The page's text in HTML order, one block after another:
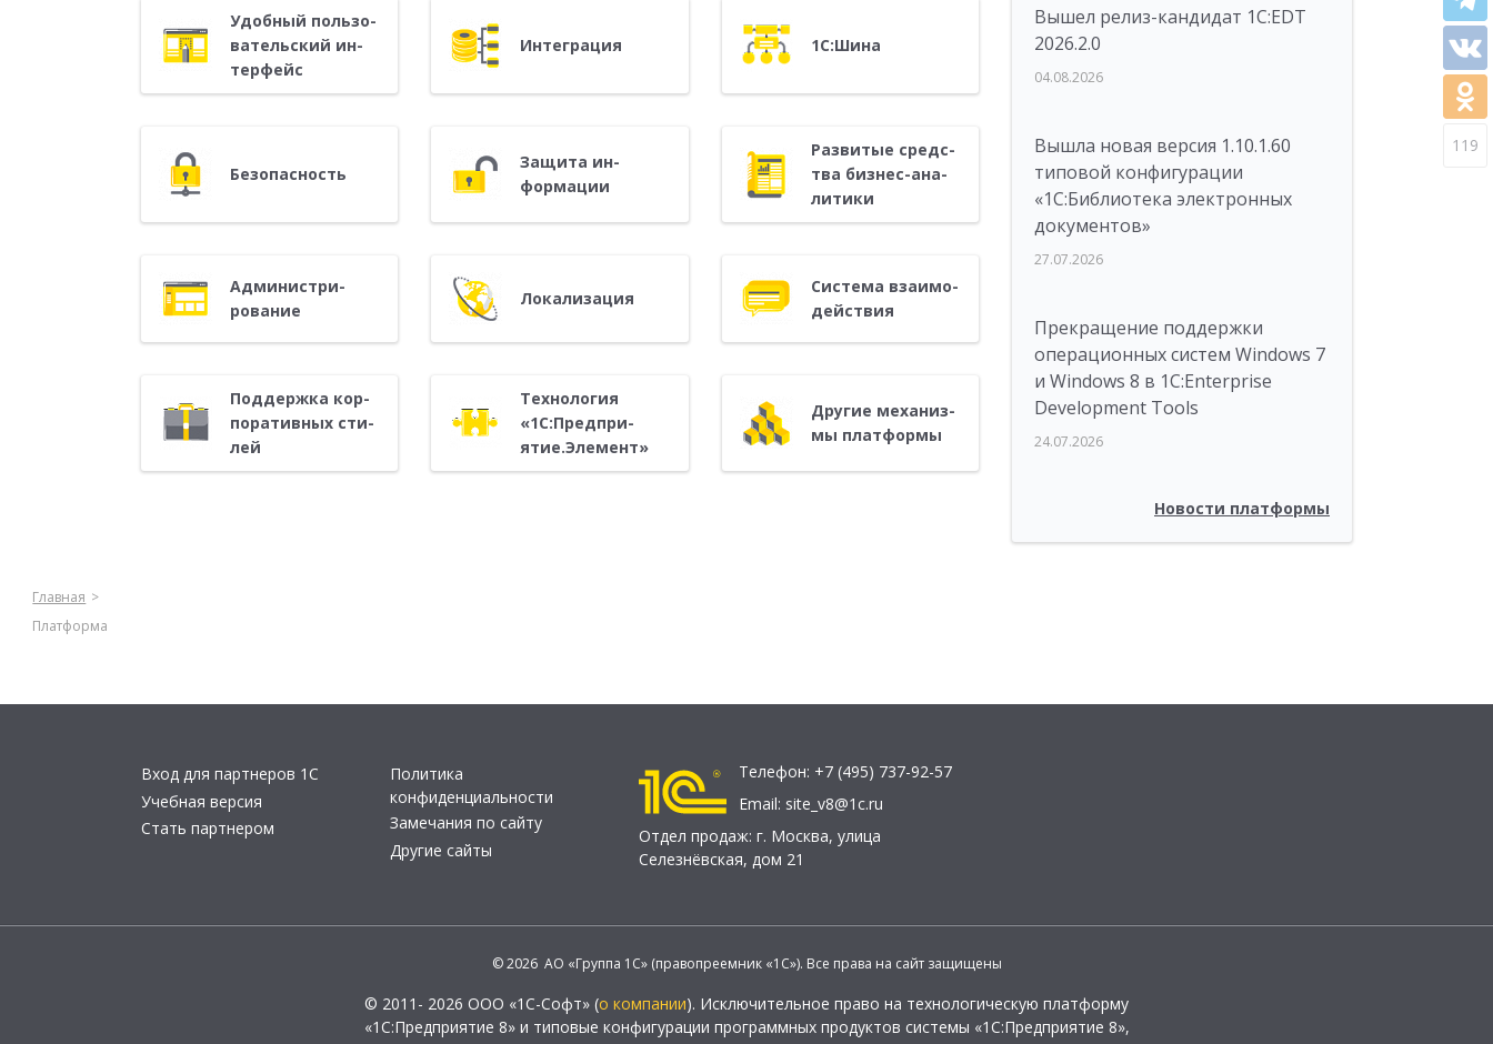
Удоб­ный поль­зо­
ватель­ский ин­
терфейс
Ин­тегра­ция 1С:Ши­на
Бе­зопас­ность
За­щита ин­
форма­ции
Раз­ви­тые средс­
тва биз­нес-ана­
лити­ки
Ад­ми­нис­три­
рова­ние
Ло­кали­зация
Сис­те­ма вза­имо­
дей­ствия
Под­дер­жка кор­
по­ратив­ных сти­
лей
Тех­но­логия
«1С:Пред­при­
ятие.Эле­мент»
Дру­гие ме­ханиз­
мы плат­формы
119
Вышел релиз-кандидат 1C:EDT
2026.2.0
04.08.2026
Вышла новая версия 1.10.1.60
типовой конфигурации
«1С:Библиотека электронных
документов»
27.07.2026
Прекращение поддержки
операционных систем Windows 7
и Windows 8 в 1C:Enterprise
Development Tools
24.07.2026
Новости платформы
Главная
Платформа
Вход для партнеров 1С
Учебная версия
Стать партнером
Политика
конфиденциальности
Замечания по сайту
Другие сайты
Телефон: +7 (495) 737-92-57
Email: site_v8@1c.ru
Отдел продаж: г. Москва, улица
Селезнёвская, дом 21
© 2026 АО «Группа 1С» (правопреемник «1С»). Все права на сайт защищены
© 2011- 2026 ООО «1С-Софт» (о компании). Исключительное право на технологическую платформу
«1С:Предприятие 8» и типовые конфигурации программных продуктов системы «1С:Предприятие 8»,